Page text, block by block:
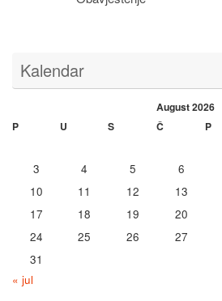
Kalendar
August 2026
P
U S Č P
3
4 5 6
10
11 12 13
17
18 19 20
24
25 26 27
31
« jul